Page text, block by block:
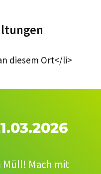
diesem Ort</li>
Müll! Mach mit